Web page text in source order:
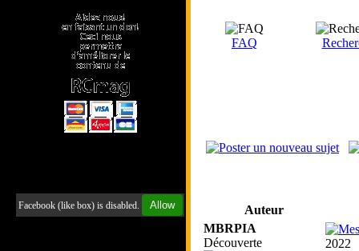
Facebook (like box) is disabled. Allow
FAQ
Auteur
MBRPIA
Découverte
2022